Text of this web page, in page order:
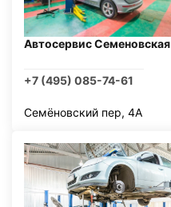
Автосервис Семеновская
+7 (495) 085-74-61
Семёновский пер, 4А